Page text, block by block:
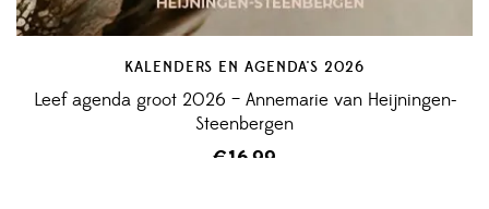
KALENDERS EN AGENDA'S 2026
Leef agenda groot 2026 – Annemarie van Heijningen-
Steenbergen
€16,99